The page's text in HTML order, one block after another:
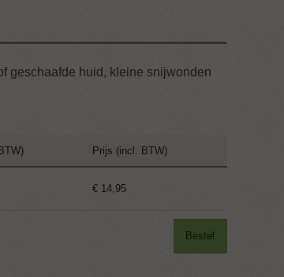
geschaafde huid, kleine snijwonden
Prijs (incl. BTW)
€ 14,95
Bestel